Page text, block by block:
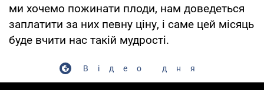
ми хочемо пожинати плоди, нам доведеться
заплатити за них певну ціну, і саме цей місяць
буде вчити нас такій мудрості.
Відео дня